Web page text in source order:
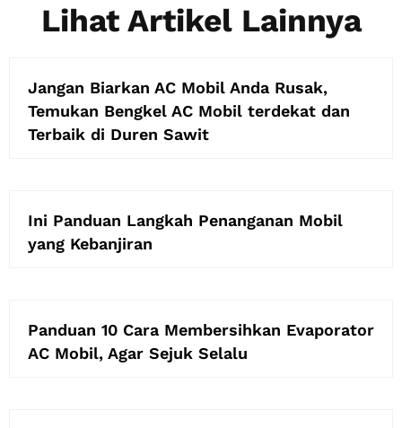
Lihat Artikel Lainnya
Jangan Biarkan AC Mobil Anda Rusak,
Temukan Bengkel AC Mobil terdekat dan
Terbaik di Duren Sawit
Ini Panduan Langkah Penanganan Mobil
yang Kebanjiran
Panduan 10 Cara Membersihkan Evaporator
AC Mobil, Agar Sejuk Selalu